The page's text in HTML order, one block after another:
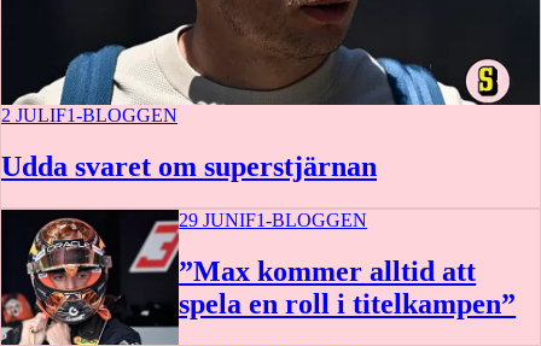
2 JULIF1-BLOGGEN
Udda svaret om superstjärnan
29 JUNIF1-BLOGGEN
”Max kommer alltid att
spela en roll i titelkampen”